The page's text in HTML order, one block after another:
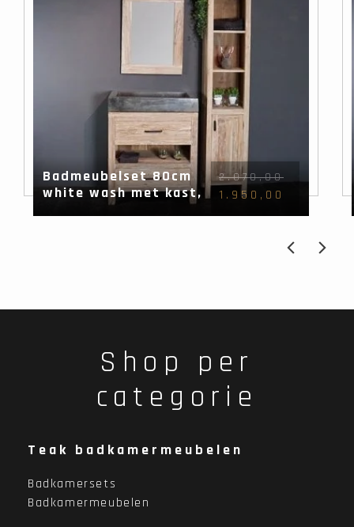
Badmeubelset 80cm
white wash met kast,
spiegel & wasbak
2.070,00
1.950,00
Shop per
categorie
Teak badkamermeubelen
Badkamersets
Badkamermeubelen